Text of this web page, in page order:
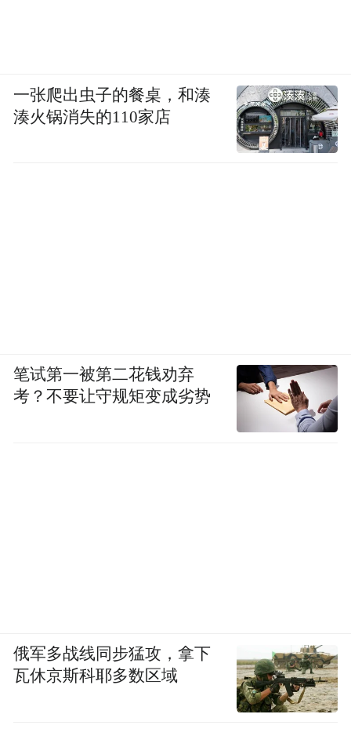
一张爬出虫子的餐桌，和湊
湊火锅消失的110家店
笔试第一被第二花钱劝弃
考？不要让守规矩变成劣势
俄军多战线同步猛攻，拿下
瓦休京斯科耶多数区域